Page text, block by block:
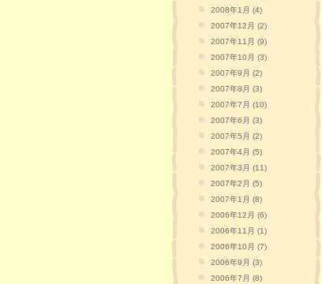
2008年1月 (4)
2007年12月 (2)
2007年11月 (9)
2007年10月 (3)
2007年9月 (2)
2007年8月 (3)
2007年7月 (10)
2007年6月 (3)
2007年5月 (2)
2007年4月 (5)
2007年3月 (11)
2007年2月 (5)
2007年1月 (8)
2006年12月 (6)
2006年11月 (1)
2006年10月 (7)
2006年9月 (3)
2006年7月 (8)